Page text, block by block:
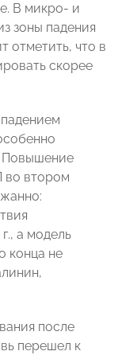
В микро- и
зоны падения
отметить, что в
скорее
Повышение
во втором
а модель
конца не
после
перешел к